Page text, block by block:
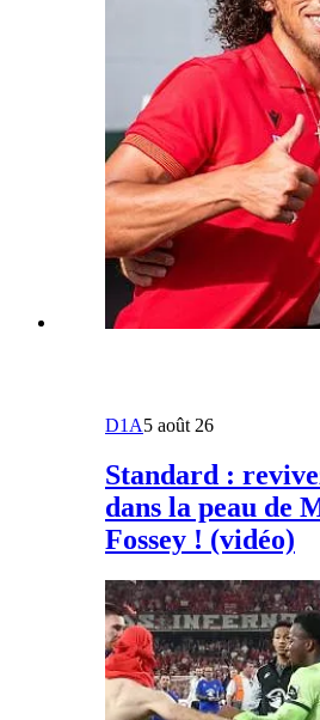
D1A5 août 26
Standard :
dans la peau de
Fossey ! (vidéo)